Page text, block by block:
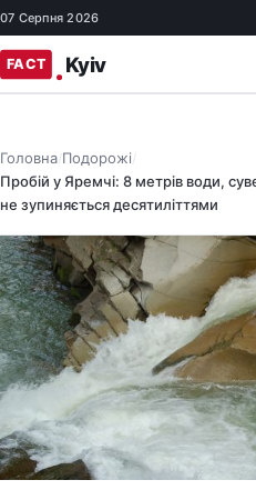
07 Серпня 2026
Головна/ Подорожі/
Пробій у Яремчі: 8 метрів води,
не зупиняється десятиліттями